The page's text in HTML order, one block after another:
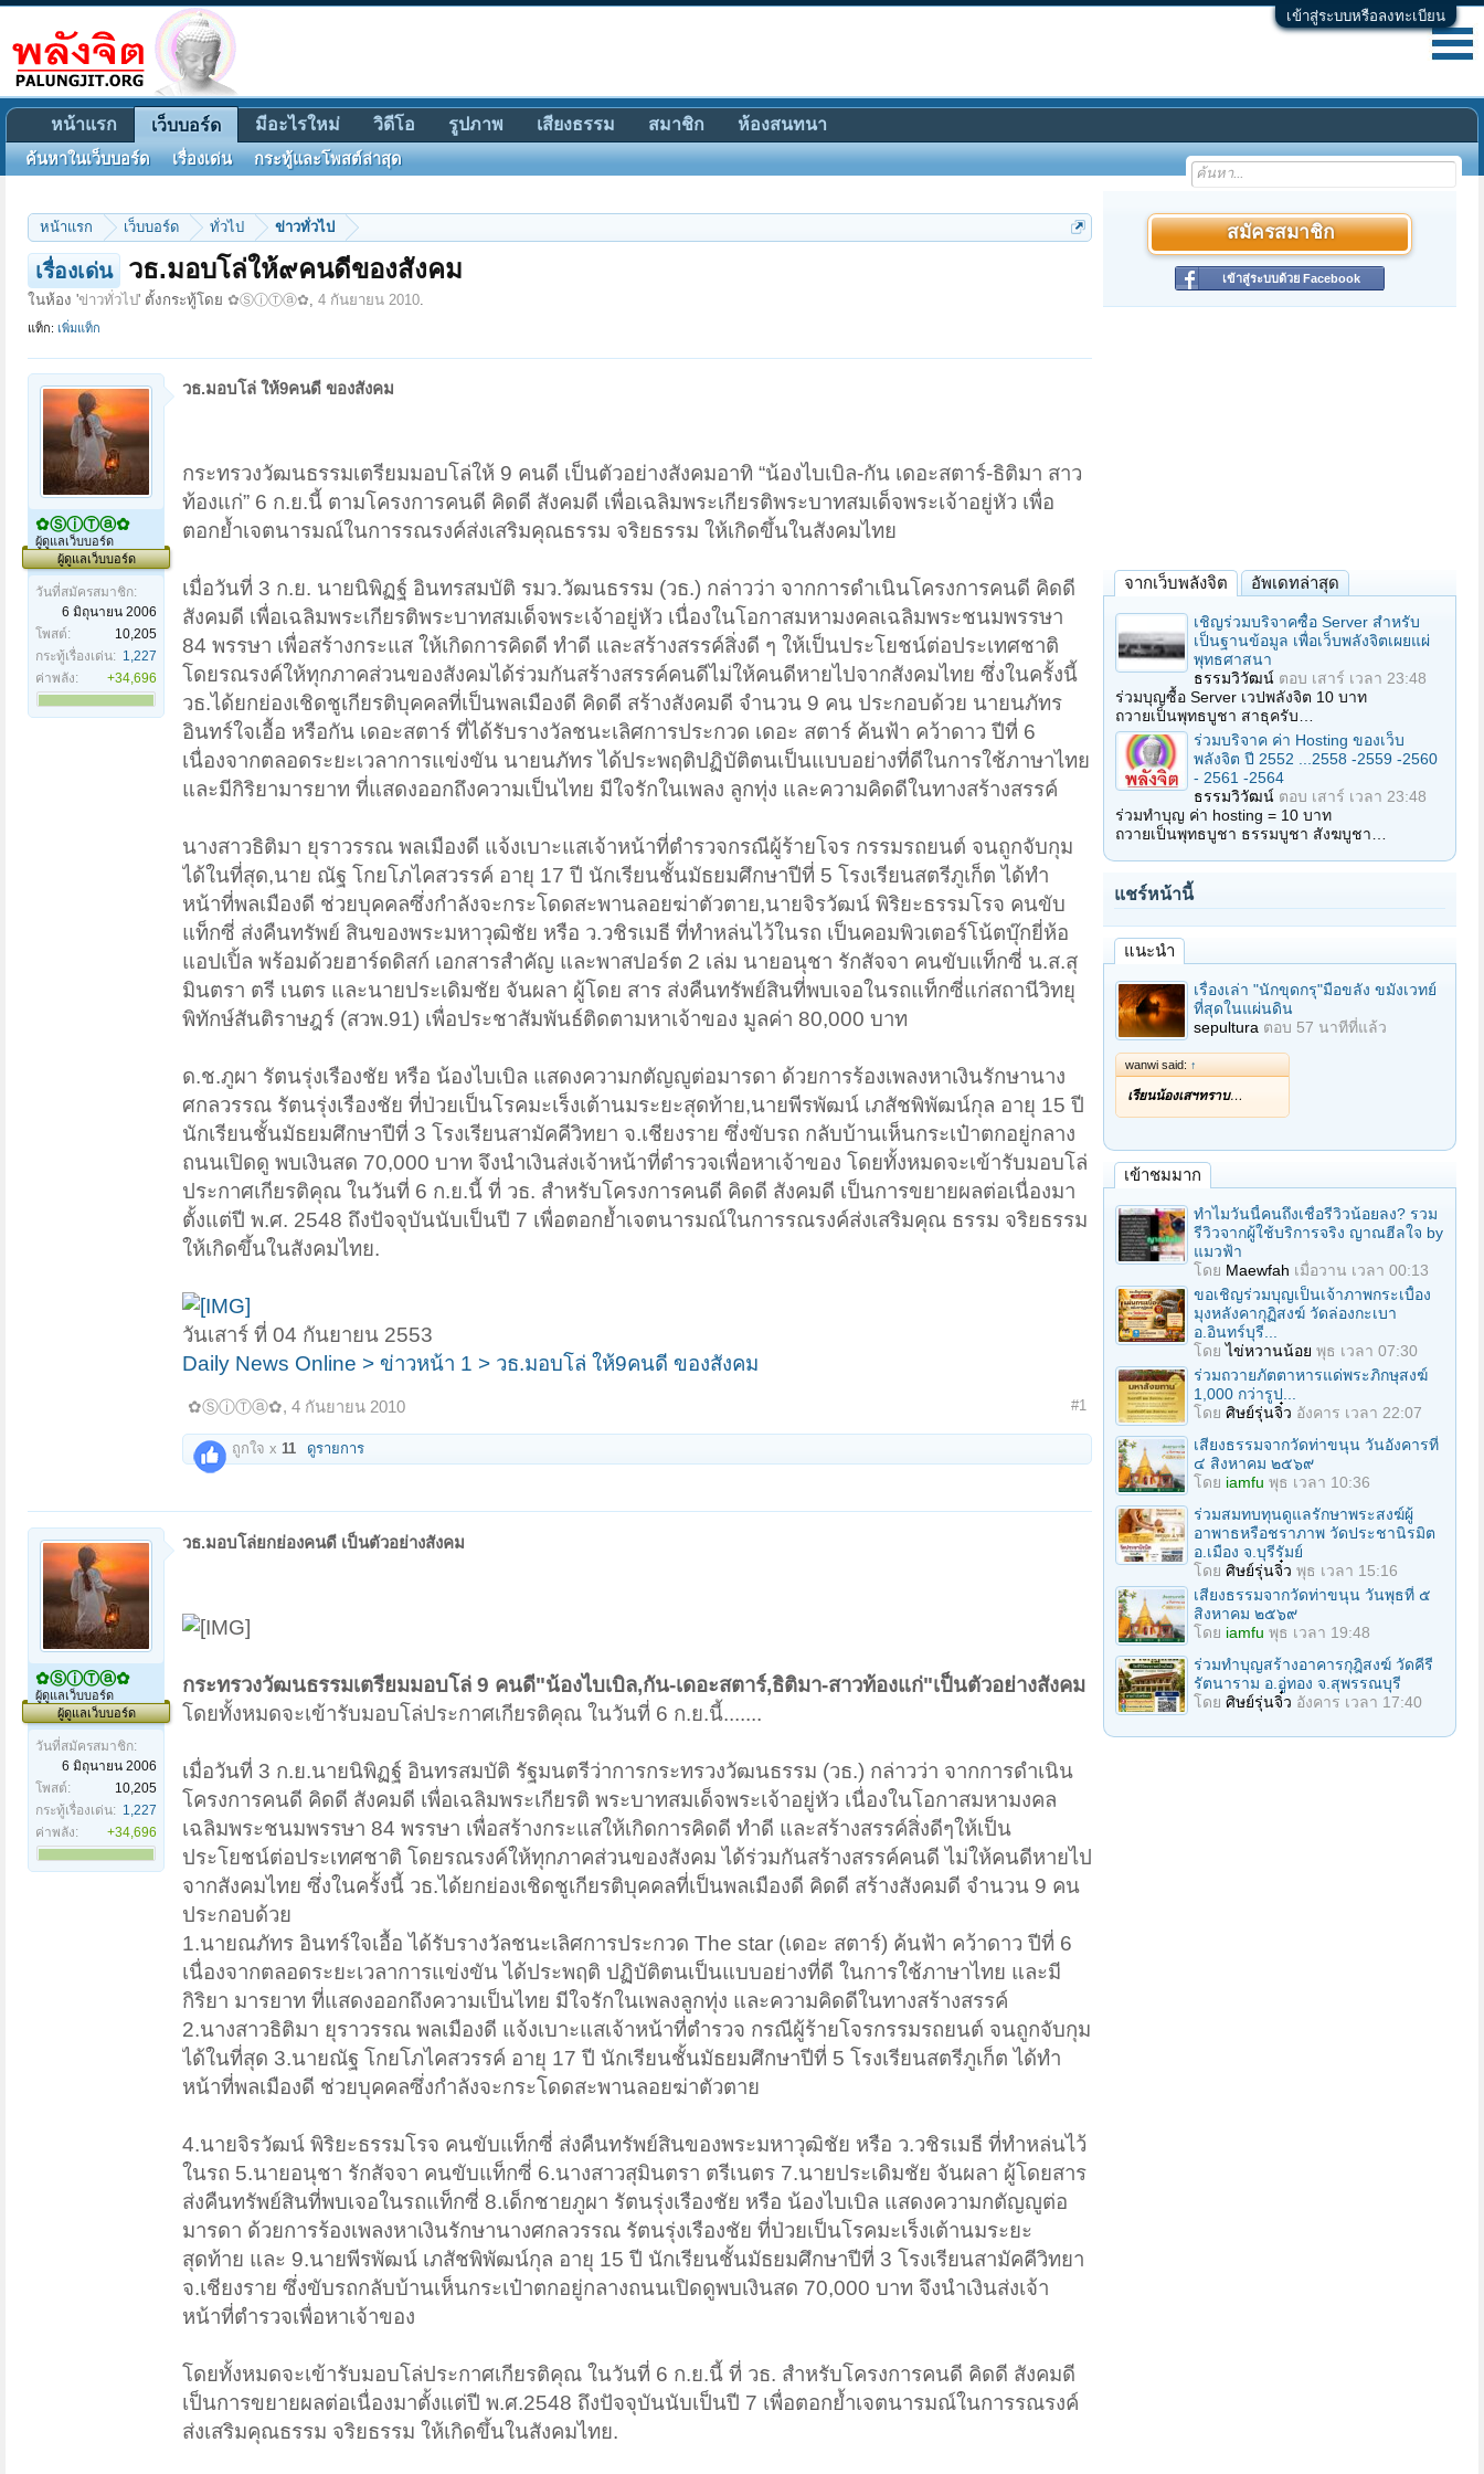
เข้าสู่ระบบหรือลงทะเบียน
หน้าแรก เว็บบอร์ด ทั่วไป ข่าวทั่วไป
เรื่องเด่น วธ.มอบโล่ให้๙คนดีของสังคม
ในห้อง 'ข่าวทั่วไป' ตั้งกระทู้โดย ✿ⓈⓘⓉⓐ✿, 4 กันยายน 2010.
แท็ก: เพิ่มแท็ก
✿ⓈⓘⓉⓐ✿
ผู้ดูแลเว็บบอร์ด
ผู้ดูแลเว็บบอร์ด
วันที่สมัครสมาชิก:
6 มิถุนายน 2006
โพสต์:
10,205
กระทู้เรื่องเด่น: 1,227
ค่าพลัง:
+34,696
วธ.มอบโล่ ให้9คนดี ของสังคม
กระทรวงวัฒนธรรมเตรียมมอบโล่ให้ 9 คนดี เป็นตัวอย่างสังคมอาทิ “น้องไบเบิล-กัน เดอะสตาร์-ธิติมา สาว
ท้องแก่” 6 ก.ย.นี้ ตามโครงการคนดี คิดดี สังคมดี เพื่อเฉลิมพระเกียรติพระบาทสมเด็จพระเจ้าอยู่หัว เพื่อ
ตอกย้ำเจตนารมณ์ในการรณรงค์ส่งเสริมคุณธรรม จริยธรรม ให้เกิดขึ้นในสังคมไทย
เมื่อวันที่ 3 ก.ย. นายนิพิฏฐ์ อินทรสมบัติ รมว.วัฒนธรรม (วธ.) กล่าวว่า จากการดำเนินโครงการคนดี คิดดี
สังคมดี เพื่อเฉลิมพระเกียรติพระบาทสมเด็จพระเจ้าอยู่หัว เนื่องในโอกาสมหามงคลเฉลิมพระชนมพรรษา
84 พรรษา เพื่อสร้างกระแส ให้เกิดการคิดดี ทำดี และสร้างสรรค์สิ่งดี ๆ ให้เป็นประโยชน์ต่อประเทศชาติ
โดยรณรงค์ให้ทุกภาคส่วนของสังคมได้ร่วมกันสร้างสรรค์คนดีไม่ให้คนดีหายไปจากสังคมไทย ซึ่งในครั้งนี้
วธ.ได้ยกย่องเชิดชูเกียรติบุคคลที่เป็นพลเมืองดี คิดดี สร้างสังคมดี จำนวน 9 คน ประกอบด้วย นายนภัทร
อินทร์ใจเอื้อ หรือกัน เดอะสตาร์ ที่ได้รับรางวัลชนะเลิศการประกวด เดอะ สตาร์ ค้นฟ้า คว้าดาว ปีที่ 6
เนื่องจากตลอดระยะเวลาการแข่งขัน นายนภัทร ได้ประพฤติปฏิบัติตนเป็นแบบอย่างที่ดีในการใช้ภาษาไทย
และมีกิริยามารยาท ที่แสดงออกถึงความเป็นไทย มีใจรักในเพลง ลูกทุ่ง และความคิดดีในทางสร้างสรรค์
นางสาวธิติมา ยุราวรรณ พลเมืองดี แจ้งเบาะแสเจ้าหน้าที่ตำรวจกรณีผู้ร้ายโจร กรรมรถยนต์ จนถูกจับกุม
ได้ในที่สุด,นาย ณัฐ โกยโภไคสวรรค์ อายุ 17 ปี นักเรียนชั้นมัธยมศึกษาปีที่ 5 โรงเรียนสตรีภูเก็ต ได้ทำ
หน้าที่พลเมืองดี ช่วยบุคคลซึ่งกำลังจะกระโดดสะพานลอยฆ่าตัวตาย,นายจิรวัฒน์ พิริยะธรรมโรจ คนขับ
แท็กซี่ ส่งคืนทรัพย์ สินของพระมหาวุฒิชัย หรือ ว.วชิรเมธี ที่ทำหล่นไว้ในรถ เป็นคอมพิวเตอร์โน้ตบุ๊กยี่ห้อ
แอปเปิ้ล พร้อมด้วยฮาร์ดดิสก์ เอกสารสำคัญ และพาสปอร์ต 2 เล่ม นายอนุชา รักสัจจา คนขับแท็กซี่ น.ส.สุ
มินตรา ตรี เนตร และนายประเดิมชัย จันผลา ผู้โดย สาร ส่งคืนทรัพย์สินที่พบเจอในรถแท็กซี่แก่สถานีวิทยุ
พิทักษ์สันติราษฎร์ (สวพ.91) เพื่อประชาสัมพันธ์ติดตามหาเจ้าของ มูลค่า 80,000 บาท
ด.ช.ภูผา รัตนรุ่งเรืองชัย หรือ น้องไบเบิล แสดงความกตัญญูต่อมารดา ด้วยการร้องเพลงหาเงินรักษานาง
ศกลวรรณ รัตนรุ่งเรืองชัย ที่ป่วยเป็นโรคมะเร็งเต้านมระยะสุดท้าย,นายพีรพัฒน์ เภสัชพิพัฒน์กุล อายุ 15 ปี
นักเรียนชั้นมัธยมศึกษาปีที่ 3 โรงเรียนสามัคคีวิทยา จ.เชียงราย ซึ่งขับรถ กลับบ้านเห็นกระเป๋าตกอยู่กลาง
ถนนเปิดดู พบเงินสด 70,000 บาท จึงนำเงินส่งเจ้าหน้าที่ตำรวจเพื่อหาเจ้าของ โดยทั้งหมดจะเข้ารับมอบโล่
ประกาศเกียรติคุณ ในวันที่ 6 ก.ย.นี้ ที่ วธ. สำหรับโครงการคนดี คิดดี สังคมดี เป็นการขยายผลต่อเนื่องมา
ตั้งแต่ปี พ.ศ. 2548 ถึงปัจจุบันนับเป็นปี 7 เพื่อตอกย้ำเจตนารมณ์ในการรณรงค์ส่งเสริมคุณ ธรรม จริยธรรม
ให้เกิดขึ้นในสังคมไทย.
วันเสาร์ ที่ 04 กันยายน 2553
Daily News Online > ข่าวหน้า 1 > วธ.มอบโล่ ให้9คนดี ของสังคม
✿ⓈⓘⓉⓐ✿, 4 กันยายน 2010 #1
ถูกใจ x 11 ดูรายการ
✿ⓈⓘⓉⓐ✿
ผู้ดูแลเว็บบอร์ด
ผู้ดูแลเว็บบอร์ด
วันที่สมัครสมาชิก:
6 มิถุนายน 2006
โพสต์:
10,205
กระทู้เรื่องเด่น: 1,227
ค่าพลัง:
+34,696
วธ.มอบโล่ยกย่องคนดี เป็นตัวอย่างสังคม
กระทรวงวัฒนธรรมเตรียมมอบโล่ 9 คนดี"น้องไบเบิล,กัน-เดอะสตาร์,ธิติมา-สาวท้องแก่"เป็นตัวอย่างสังคม
โดยทั้งหมดจะเข้ารับมอบโล่ประกาศเกียรติคุณ ในวันที่ 6 ก.ย.นี้.......
เมื่อวันที่ 3 ก.ย.นายนิพิฏฐ์ อินทรสมบัติ รัฐมนตรีว่าการกระทรวงวัฒนธรรม (วธ.) กล่าวว่า จากการดำเนิน
โครงการคนดี คิดดี สังคมดี เพื่อเฉลิมพระเกียรติ พระบาทสมเด็จพระเจ้าอยู่หัว เนื่องในโอกาสมหามงคล
เฉลิมพระชนมพรรษา 84 พรรษา เพื่อสร้างกระแสให้เกิดการคิดดี ทำดี และสร้างสรรค์สิ่งดีๆให้เป็น
ประโยชน์ต่อประเทศชาติ โดยรณรงค์ให้ทุกภาคส่วนของสังคม ได้ร่วมกันสร้างสรรค์คนดี ไม่ให้คนดีหายไป
จากสังคมไทย ซึ่งในครั้งนี้ วธ.ได้ยกย่องเชิดชูเกียรติบุคคลที่เป็นพลเมืองดี คิดดี สร้างสังคมดี จำนวน 9 คน
ประกอบด้วย
1.นายณภัทร อินทร์ใจเอื้อ ได้รับรางวัลชนะเลิศการประกวด The star (เดอะ สตาร์) ค้นฟ้า คว้าดาว ปีที่ 6
เนื่องจากตลอดระยะเวลาการแข่งขัน ได้ประพฤติ ปฏิบัติตนเป็นแบบอย่างที่ดี ในการใช้ภาษาไทย และมี
กิริยา มารยาท ที่แสดงออกถึงความเป็นไทย มีใจรักในเพลงลูกทุ่ง และความคิดดีในทางสร้างสรรค์
2.นางสาวธิติมา ยุราวรรณ พลเมืองดี แจ้งเบาะแสเจ้าหน้าที่ตำรวจ กรณีผู้ร้ายโจรกรรมรถยนต์ จนถูกจับกุม
ได้ในที่สุด 3.นายณัฐ โกยโภไคสวรรค์ อายุ 17 ปี นักเรียนชั้นมัธยมศึกษาปีที่ 5 โรงเรียนสตรีภูเก็ต ได้ทำ
หน้าที่พลเมืองดี ช่วยบุคคลซึ่งกำลังจะกระโดดสะพานลอยฆ่าตัวตาย
4.นายจิรวัฒน์ พิริยะธรรมโรจ คนขับแท็กซี่ ส่งคืนทรัพย์สินของพระมหาวุฒิชัย หรือ ว.วชิรเมธี ที่ทำหล่นไว้
ในรถ 5.นายอนุชา รักสัจจา คนขับแท็กซี่ 6.นางสาวสุมินตรา ตรีเนตร 7.นายประเดิมชัย จันผลา ผู้โดยสาร
ส่งคืนทรัพย์สินที่พบเจอในรถแท็กซี่ 8.เด็กชายภูผา รัตนรุ่งเรืองชัย หรือ น้องไบเบิล แสดงความกตัญญูต่อ
มารดา ด้วยการร้องเพลงหาเงินรักษานางศกลวรรณ รัตนรุ่งเรืองชัย ที่ป่วยเป็นโรคมะเร็งเต้านมระยะ
สุดท้าย และ 9.นายพีรพัฒน์ เภสัชพิพัฒน์กุล อายุ 15 ปี นักเรียนชั้นมัธยมศึกษาปีที่ 3 โรงเรียนสามัคคีวิทยา
จ.เชียงราย ซึ่งขับรถกลับบ้านเห็นกระเป๋าตกอยู่กลางถนนเปิดดูพบเงินสด 70,000 บาท จึงนำเงินส่งเจ้า
หน้าที่ตำรวจเพื่อหาเจ้าของ
โดยทั้งหมดจะเข้ารับมอบโล่ประกาศเกียรติคุณ ในวันที่ 6 ก.ย.นี้ ที่ วธ. สำหรับโครงการคนดี คิดดี สังคมดี
เป็นการขยายผลต่อเนื่องมาตั้งแต่ปี พ.ศ.2548 ถึงปัจจุบันนับเป็นปี 7 เพื่อตอกย้ำเจตนารมณ์ในการรณรงค์
ส่งเสริมคุณธรรม จริยธรรม ให้เกิดขึ้นในสังคมไทย.
สมัครสมาชิก
เข้าสู่ระบบด้วย Facebook
จากเว็บพลังจิต อัพเดทล่าสุด
เชิญร่วมบริจาคซื้อ Server สำหรับ
เป็นฐานข้อมูล เพื่อเว็บพลังจิตเผยแผ่
พุทธศาสนา
ธรรมวิวัฒน์ ตอบ เสาร์ เวลา 23:48
ร่วมบุญซื้อ Server เวปพลังจิต 10 บาท
ถวายเป็นพุทธบูชา สาธุครับ…
ร่วมบริจาค ค่า Hosting ของเว็บ
พลังจิต ปี 2552 ...2558 -2559 -2560
- 2561 -2564
ธรรมวิวัฒน์ ตอบ เสาร์ เวลา 23:48
ร่วมทำบุญ ค่า hosting = 10 บาท
ถวายเป็นพุทธบูชา ธรรมบูชา สังฆบูชา…
แชร์หน้านี้
แนะนำ
เรื่องเล่า "นักขุดกรุ"มือขลัง ขมังเวทย์
ที่สุดในแผ่นดิน
sepultura ตอบ 57 นาทีที่แล้ว
wanwi said: ↑
เรียนน้องเสฯทราบ…
เข้าชมมาก
ทำไมวันนี้คนถึงเชื่อรีวิวน้อยลง? รวม
รีวิวจากผู้ใช้บริการจริง ญาณฮีลใจ by
แมวฟ้า
โดย Maewfah เมื่อวาน เวลา 00:13
ขอเชิญร่วมบุญเป็นเจ้าภาพกระเบื้อง
มุงหลังคากุฏิสงฆ์ วัดล่องกะเบา
อ.อินทร์บุรี...
โดยไข่หวานน้อย พุธ เวลา 07:30
ร่วมถวายภัตตาหารแด่พระภิกษุสงฆ์
1,000 กว่ารูป...
โดย ศิษย์รุ่นจิ๋ว อังคาร เวลา 22:07
เสียงธรรมจากวัดท่าขนุน วันอังคารที่
๔ สิงหาคม ๒๕๖๙
โดย iamfu พุธ เวลา 10:36
ร่วมสมทบทุนดูแลรักษาพระสงฆ์ผู้
อาพาธหรือชราภาพ วัดประชานิรมิต
อ.เมือง จ.บุรีรัมย์
โดย ศิษย์รุ่นจิ๋ว พุธ เวลา 15:16
เสียงธรรมจากวัดท่าขนุน วันพุธที่ ๕
สิงหาคม ๒๕๖๙
โดย iamfu พุธ เวลา 19:48
ร่วมทำบุญสร้างอาคารกุฎิสงฆ์ วัดคีรี
รัตนาราม อ.อู่ทอง จ.สุพรรณบุรี
โดย ศิษย์รุ่นจิ๋ว อังคาร เวลา 17:40
หน้าแรก เว็บบอร์ด
ค้นหาในเว็บบอร์ด เรื่องเด่น กระทู้และโพสต์ล่าสุด
มีอะไรใหม่ วิดีโอ รูปภาพ เสียงธรรม สมาชิก ห้องสนทนา